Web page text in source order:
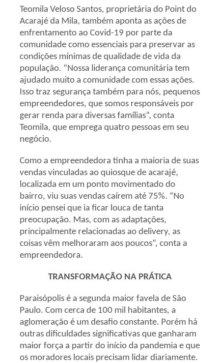
Teomila Veloso Santos, proprietária do Point do
Acarajé da Mila, também aponta as ações de
enfrentamento ao Covid-19 por parte da
comunidade como essenciais para preservar as
condições mínimas de qualidade de vida da
população. “Nossa liderança comunitária tem
ajudado muito a comunidade com essas ações.
Isso traz segurança também para nós, pequenos
empreendedores, que somos responsáveis por
gerar renda para diversas famílias”, conta
Teomila, que emprega quatro pessoas em seu
negócio.
Como a empreendedora tinha a maioria de suas
vendas vinculadas ao quiosque de acarajé,
localizada em um ponto movimentado do
bairro, viu suas vendas caírem até 75%. “No
início pensei que ia ficar louca de tanta
preocupação. Mas, com as adaptações,
principalmente relacionadas ao delivery, as
coisas vêm melhoraram aos poucos”, conta a
empreendedora.
TRANSFORMAÇÃO NA PRÁTICA
Paraisópolis é a segunda maior favela de São
Paulo. Com cerca de 100 mil habitantes, a
aglomeração é um desafio constante. Porém há
outras dificuldades significativas que ganharam
maior força a partir do início da pandemia e que
os moradores locais precisam lidar diariamente.